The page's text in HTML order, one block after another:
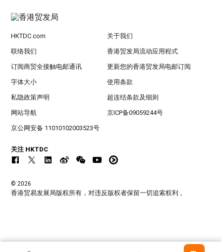
HKTDC.com 关于我们
联络我们 香港贸发局流动应用程式
订阅商贸全接触电邮通讯 更新您的香港贸发局电邮订阅
字体大小 使用条款
私隐政策声明 超连结条款及细则
网站导航 京ICP备09059244号
京公网安备 11010102003523号
关注 HKTDC
© 2026
香港贸易发展局版权所有，对违反版权者保留一切追索权利 。